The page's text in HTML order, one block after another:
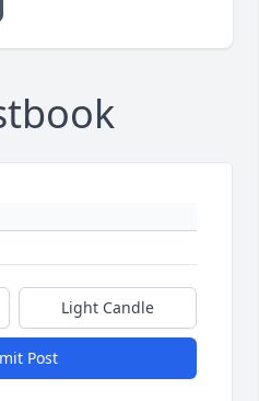
Light Candle
Post